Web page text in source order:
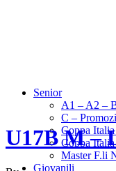
Senior
A1 – A2 –
C –
Coppa
Coppa
Master F.li
Giovanili
U17B M –